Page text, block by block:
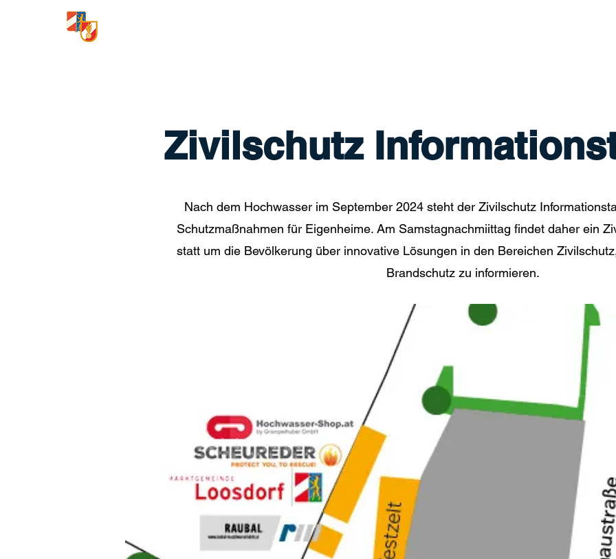
Zivilschutz
Nach dem Hochwasser im September 2024 steht der Zivilschutz
Schutzmaßnahmen für Eigenheime. Am Samstagnachmiittag findet daher ein
statt um die Bevölkerung über innovative Lösungen in den Bereichen
Brandschutz zu informieren.